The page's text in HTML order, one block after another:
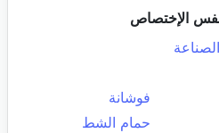
الإختصاص
فوشانة
حمام الشط